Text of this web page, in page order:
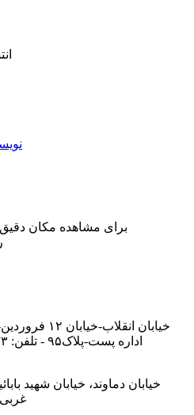
برای مشاهده مکان
خیابان
اداره پست-پلاک۹۵ -
تلفن: 021۶۶۴۶۰۲۳۳ - 021۶۶۴۶۱۸۹۳
خيابان دماوند، خیابان شهید
غربی،